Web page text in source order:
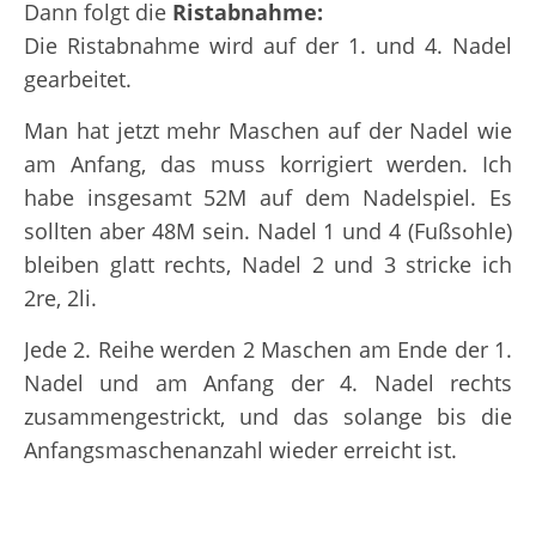
Dann folgt die Ristabnahme:
Die Ristabnahme wird auf der 1. und 4. Nadel
gearbeitet.
Man hat jetzt mehr Maschen auf der Nadel wie
am Anfang, das muss korrigiert werden. Ich
habe insgesamt 52M auf dem Nadelspiel. Es
sollten aber 48M sein. Nadel 1 und 4 (Fußsohle)
bleiben glatt rechts, Nadel 2 und 3 stricke ich
2re, 2li.
Jede 2. Reihe werden 2 Maschen am Ende der 1.
Nadel und am Anfang der 4. Nadel rechts
zusammengestrickt, und das solange bis die
Anfangsmaschenanzahl wieder erreicht ist.